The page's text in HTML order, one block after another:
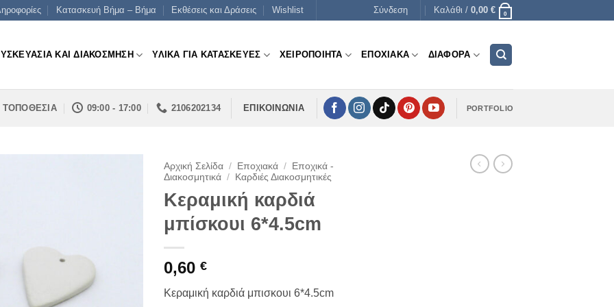
Κατασκευή Βήμα – Βήμα Εκθέσεις και Δράσεις Wishlist Σύνδεση Καλάθι / 0,00 € 0
ΚΑΙ ΔΙΑΚΟΣΜΗΣΗ ΥΛΙΚΑ ΓΙΑ ΚΑΤΑΣΚΕΥΕΣ ΧΕΙΡΟΠΟΙΗΤΑ ΕΠΟΧΙΑΚΑ ΔΙΑΦΟΡΑ
ΤΟΠΟΘΕΣΙΑ 09:00 - 17:00 2106202134 ΕΠΙΚΟΙΝΩΝΙΑ PORTFOLIO
Αρχική Σελίδα / Εποχιακά /
Εποχικά -
Διακοσμητικά / Καρδιές Διακοσμητικές
Κεραμική καρδιά
μπίσκουι 6*4.5cm
0,60 €
Κεραμική καρδιά μπισκουι 6*4.5cm